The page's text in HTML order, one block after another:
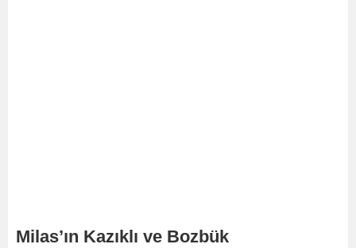
Milas’ın Kazıklı ve Bozbük